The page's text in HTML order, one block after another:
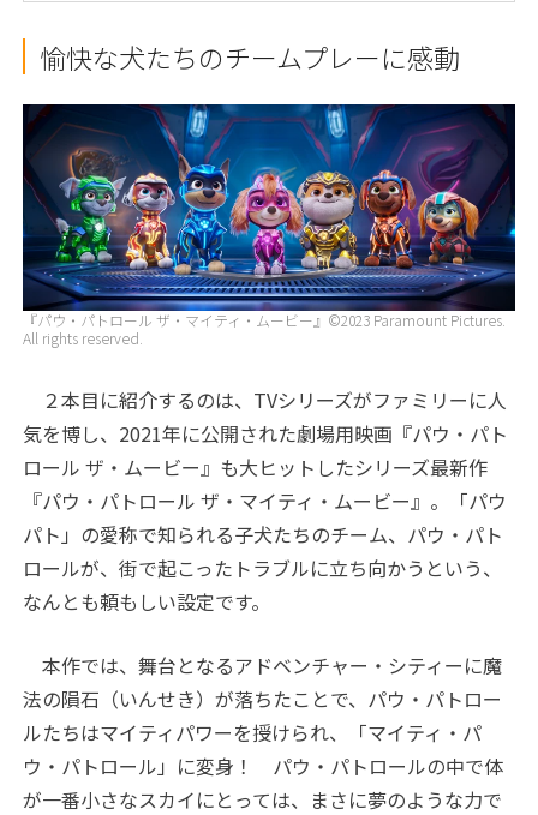
愉快な犬たちのチームプレーに感動
『パウ・パトロール ザ・マイティ・ムービー』©2023 Paramount Pictures.
All rights reserved.
２本目に紹介するのは、TVシリーズがファミリーに人
気を博し、2021年に公開された劇場用映画『パウ・パト
ロール ザ・ムービー』も大ヒットしたシリーズ最新作
『パウ・パトロール ザ・マイティ・ムービー』。「パウ
パト」の愛称で知られる子犬たちのチーム、パウ・パト
ロールが、街で起こったトラブルに立ち向かうという、
なんとも頼もしい設定です。
本作では、舞台となるアドベンチャー・シティーに魔
法の隕石（いんせき）が落ちたことで、パウ・パトロー
ルたちはマイティパワーを授けられ、「マイティ・パ
ウ・パトロール」に変身！ パウ・パトロールの中で体
が一番小さなスカイにとっては、まさに夢のような力で